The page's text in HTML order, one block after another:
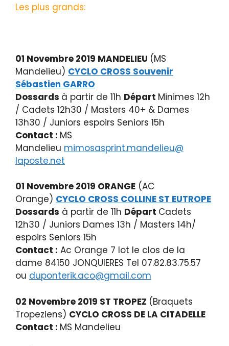
Les plus grands:
01 Novembre 2019 MANDELIEU (MS
Mandelieu) CYCLO CROSS Souvenir
Sébastien GARRO
Dossards à partir de 11h Départ Minimes 12h
/ Cadets 12h30 / Masters 40+ & Dames
13h30 / Juniors espoirs Seniors 15h
Contact : MS
Mandelieu mimosasprint.mandelieu@
laposte.net
01 Novembre 2019 ORANGE (AC
Orange) CYCLO CROSS COLLINE ST EUTROPE
Dossards à partir de 11h Départ Cadets
12h30 / Juniors Dames 13h / Masters 14h/
espoirs Seniors 15h
Contact : Ac Orange 7 lot le clos de la
dame 84150 JONQUIERES Tel 07.82.83.75.57
ou duponterik.aco@gmail.com
02 Novembre 2019 ST TROPEZ (Braquets
Tropeziens) CYCLO CROSS DE LA CITADELLE
Contact : MS Mandelieu